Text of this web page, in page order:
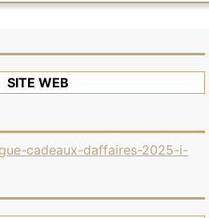
SITE WEB
cadeaux-daffaires-2025-i-